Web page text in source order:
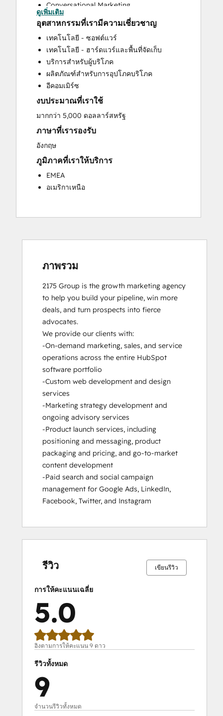
Conversational Marketing
CRM Implementation
CRM Migration
Custom API Integrations
Customer Marketing
Customer Success Training
Customer Support Training
Customer Survey and Analysis
Email Marketing
Full Inbound Marketing Services
Help Desk Implementation
Knowledge Base Development
Paid Advertising
Public Relations
Sales and Marketing Alignment
Sales Coaching and Training
Social Media
Website Migration
ดูเพิ่มเติม
อุตสาหกรรมที่เรามีความเชี่ยวชาญ
เทคโนโลยี - ซอฟต์แวร์
เทคโนโลยี - ฮาร์ดแวร์และพื้นที่จัดเก็บ
บริการสำหรับผู้บริโภค
ผลิตภัณฑ์สำหรับการอุปโภคบริโภค
อีคอมเมิร์ซ
งบประมาณที่เราใช้
มากกว่า 5,000 ดอลลาร์สหรัฐ
ภาษาที่เรารองรับ
อังกฤษ
ภูมิภาคที่เราให้บริการ
EMEA
อเมริกาเหนือ
ภาพรวม
2175 Group is the growth marketing agency
to help you build your pipeline, win more
deals, and turn prospects into fierce
advocates.
We provide our clients with:
-On-demand marketing, sales, and service
operations across the entire HubSpot
software portfolio
-Custom web development and design
services
-Marketing strategy development and
ongoing advisory services
-Product launch services, including
positioning and messaging, product
packaging and pricing, and go-to-market
content development
-Paid search and social campaign
management for Google Ads, LinkedIn,
Facebook, Twitter, and Instagram
รีวิว เขียนรีวิว
การให้คะแนนเฉลี่ย
5.0
อิงตามการให้คะแนน 9 ดาว
รีวิวทั้งหมด
9
จำนวนรีวิวทั้งหมด
0%
0%
0%
0%
100%